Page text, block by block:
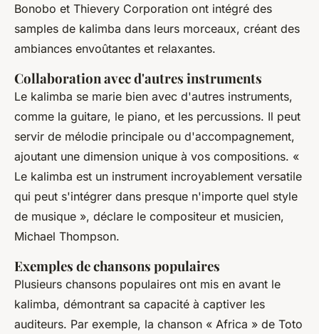
Bonobo et Thievery Corporation ont intégré des
samples de kalimba dans leurs morceaux, créant des
ambiances envoûtantes et relaxantes.
Collaboration avec d'autres instruments
Le kalimba se marie bien avec d'autres instruments,
comme la guitare, le piano, et les percussions. Il peut
servir de mélodie principale ou d'accompagnement,
ajoutant une dimension unique à vos compositions. «
Le kalimba est un instrument incroyablement versatile
qui peut s'intégrer dans presque n'importe quel style
de musique », déclare le compositeur et musicien,
Michael Thompson.
Exemples de chansons populaires
Plusieurs chansons populaires ont mis en avant le
kalimba, démontrant sa capacité à captiver les
auditeurs. Par exemple, la chanson « Africa » de Toto